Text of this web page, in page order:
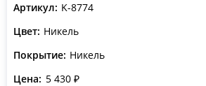
Артикул: K-8774
Цвет: Никель
Покрытие: Никель
Цена: 5 430 ₽